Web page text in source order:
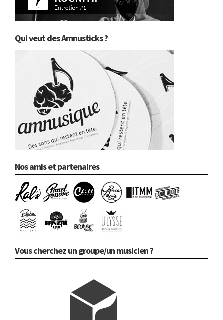
Qui veut des Amnusticks ?
Nos amis et partenaires
Vous cherchez un groupe/un musicien ?